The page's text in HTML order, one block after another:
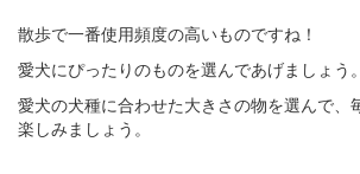
散歩で一番使用頻度の高いものですね！
愛犬にぴったりのものを選んであげましょう。
愛犬の犬種に合わせた大きさの物を選んで、
楽しみましょう。